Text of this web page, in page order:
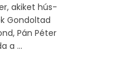
akiket hús-
Gondoltad
Pán Péter
a ...